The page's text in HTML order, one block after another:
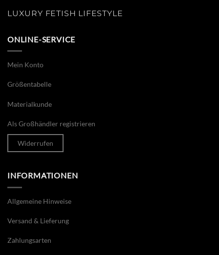
LUXURY FETISH LIFESTYLE
ONLINE-SERVICE
Mein Konto
Größentabelle
Materialkunde
Als Großhändler registrieren
Widerrufen
INFORMATIONEN
Allgemeine Hinweise
Versand & Lieferung
Zahlungsarten